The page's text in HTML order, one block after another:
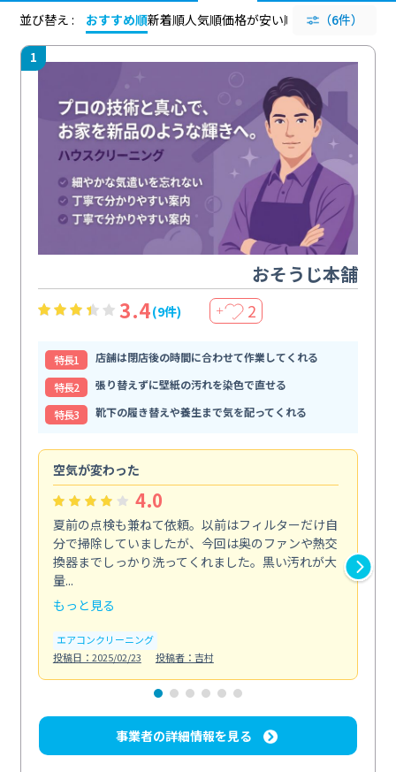
並び替え :
おすすめ順新着順人気順価格が安い順 評価が高い順
（6件）
1
おそうじ本舗
3.4(9件) ＋ 2
特⻑1
店舗は閉店後の時間に合わせて作業してくれる
特⻑2
張り替えずに壁紙の汚れを染色で直せる
特⻑3
靴下の履き替えや養生まで気を配ってくれる
空気が変わった
4.0
夏前の点検も兼ねて依頼。以前はフィルターだけ自
分で掃除していましたが、今回は奥のファンや熱交
換器までしっかり洗ってくれました。黒い汚れが大
量...
もっと見る
エアコンクリーニング
投稿日：2025/02/23
投稿者：吉村
事業者の詳細情報を見る